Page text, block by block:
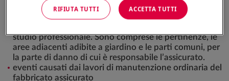
eventi legati alla conduzione dei locali del fabbricato
studio professionale. Sono comprese le pertinenze, le
aree adiacenti adibite a giardino e le parti comuni, per
la parte di danno di cui è responsabile l’assicurato.
eventi causati dai lavori di manutenzione ordinaria del
fabbricato assicurato
RIFIUTA TUTTI ACCETTA TUTTI